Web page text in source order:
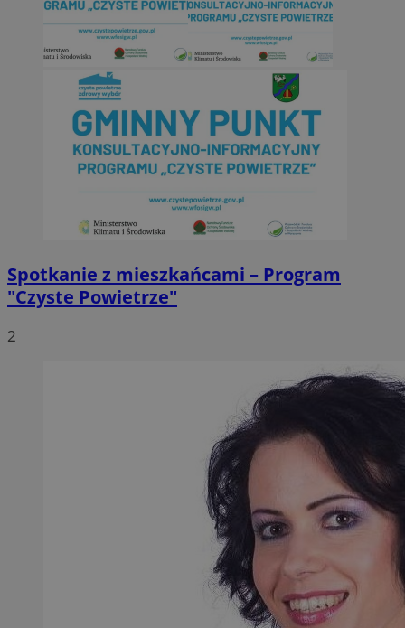
Spotkanie z mieszkańcami – Program
"Czyste Powietrze"
2